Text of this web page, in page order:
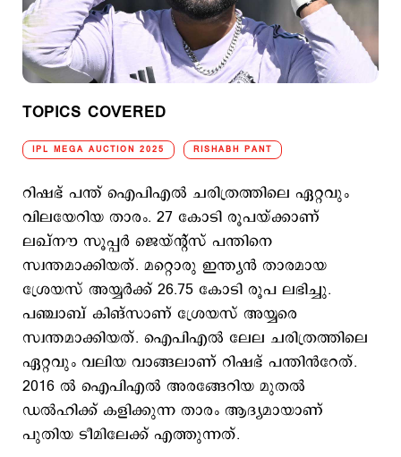
TOPICS COVERED
IPL MEGA AUCTION 2025 RISHABH PANT
റിഷഭ് പന്ത് ഐപിഎല്‍ ചരിത്രത്തിലെ ഏറ്റവും
വിലയേറിയ താരം. 27 കോടി രൂപയ്ക്കാണ്
ലഖ്നൗ സൂപ്പര്‍ ജെയ്ന്‍റ്സ് പന്തിനെ
സ്വന്തമാക്കിയത്. മറ്റൊരു ഇന്ത്യന്‍ താരമായ
ശ്രേയസ് അയ്യര്‍ക്ക് 26.75 കോടി രൂപ ലഭിച്ചു.
പഞ്ചാബ് കിങ്സാണ് ശ്രേയസ് അയ്യരെ
സ്വന്തമാക്കിയത്. ഐപിഎല്‍ ലേല ചരിത്രത്തിലെ
ഏറ്റവും വലിയ വാങ്ങലാണ് റിഷഭ് പന്തിന്‍‌റേത്.
2016 ല്‍ ഐപിഎല്‍ അരങ്ങേറിയ മുതല്‍
ഡല്‍ഹിക്ക് കളിക്കുന്ന താരം ആദ്യമായാണ്
പുതിയ ടീമിലേക്ക് എത്തുന്നത്.